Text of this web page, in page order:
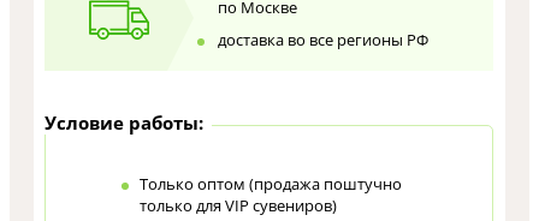
по Москве
доставка во все регионы РФ
Условие работы:
Только оптом (продажа поштучно
только для VIP сувениров)